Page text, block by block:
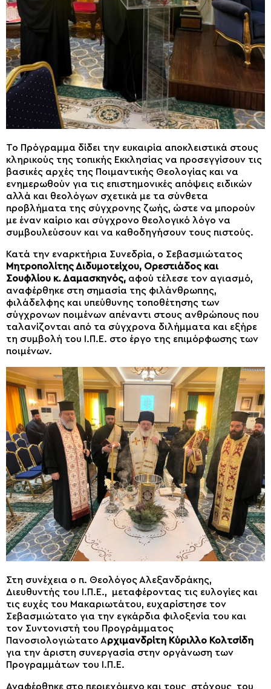
Το Πρόγραμμα δίδει την ευκαιρία αποκλειστικά στους
κληρικούς της τοπικής Εκκλησίας να προσεγγίσουν τις
βασικές αρχές της Ποιμαντικής Θεολογίας και να
ενημερωθούν για τις επιστημονικές απόψεις ειδικών
αλλά και θεολόγων σχετικά με τα σύνθετα
προβλήματα της σύγχρονης ζωής, ώστε να μπορούν
με έναν καίριο και σύγχρονο θεολογικό λόγο να
συμβουλεύσουν και να καθοδηγήσουν τους πιστούς.
Κατά την εναρκτήρια Συνεδρία, ο Σεβασμιώτατος
Μητροπολίτης Διδυμοτείχου, Ορεστιάδος και
Σουφλίου κ. Δαμασκηνός, αφού τέλεσε τον αγιασμό,
αναφέρθηκε στη σημασία της φιλάνθρωπης,
φιλάδελφης και υπεύθυνης τοποθέτησης των
σύγχρονων ποιμένων απέναντι στους ανθρώπους που
ταλανίζονται από τα σύγχρονα διλήμματα και εξήρε
τη συμβολή του Ι.Π.Ε. στο έργο της επιμόρφωσης των
ποιμένων.
Στη συνέχεια ο π. Θεολόγος Αλεξανδράκης,
Διευθυντής του Ι.Π.Ε., μεταφέροντας τις ευλογίες και
τις ευχές του Μακαριωτάτου, ευχαρίστησε τον
Σεβασμιώτατο για την εγκάρδια φιλοξενία του και
τον Συντονιστή του Προγράμματος
Πανοσιολογιώτατο Αρχιμανδρίτη Κύριλλο Κολτσίδη
για την άριστη συνεργασία στην οργάνωση των
Προγραμμάτων του Ι.Π.Ε.
Αναφέρθηκε στο περιεχόμενο και τους στόχους του